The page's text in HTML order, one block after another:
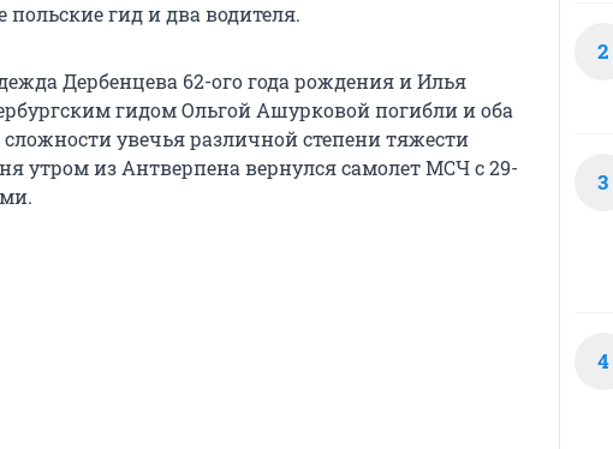
польские гид и два водителя.
Дербенцева 62-ого года рождения и Илья
гидом Ольгой Ашурковой погибли и оба
увечья различной степени тяжести
утром из Антверпена вернулся самолет МСЧ с 29-
2
3
4